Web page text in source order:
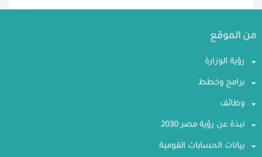
من الموقع
رؤية الوزارة
برامج وخطط
وظائف
نبذة عن رؤية مصر 2030
بيانات الحسابات القومية